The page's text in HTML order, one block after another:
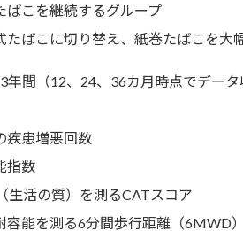
ばこを継続するグループ
たばこに切り替え、紙巻たばこを大
3年間（12、24、36カ月時点でデータ
疾患増悪回数
指数
生活の質）を測るCATスコア
容能を測る6分間歩行距離（6MWD）